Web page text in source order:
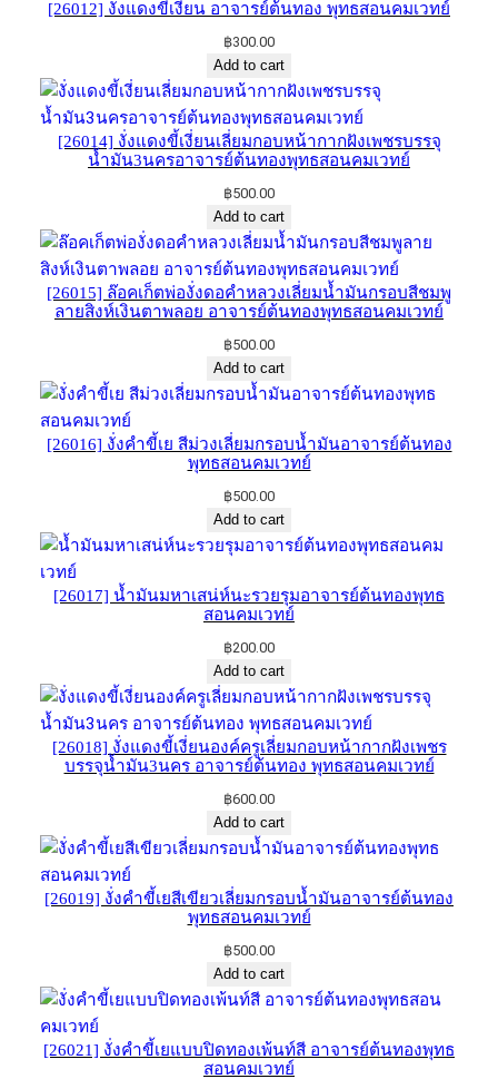
[26012] งั่งแดงขี้เงี่ยน​ อาจารย์​ต้นทอง​ พุทธ​สอน​คม​เวทย์​
฿300.00
Add to cart
[26014] งั่งแดงขี้เงี่ยนเลี่ยมกอบหน้ากากฝังเพชรบรรจุ
น้ำมัน3นคร​อาจารย์​ต้น​ทอง​พุทธ​สอน​คม​เวทย์
฿500.00
Add to cart
[26015] ล๊อคเก็ตพ่องั่งดอคำหลวงเลี่ยม​น้ำมันกรอบสีชมพู
ลายสิงห์เงินตาพลอย ​อาจารย์​ต้นทองพุทธ​สอน​คม​เวทย์​
฿500.00
Add to cart
[26016] งั่งคำขี้เย​ สีม่วงเลี่ยมกรอบน้ำมัน​อาจารย์​ต้น​ทอง​
พุทธ​สอน​คม​เวทย์​
฿500.00
Add to cart
[26017] น้ำมันมหาเสน่ห์นะรวยรุมอาจารย์​ต้น​ทอง​พุทธ​
สอน​คม​เวทย์​
฿200.00
Add to cart
[26018] งั่งแดงขี้เงี่ยน​องค์​ครู​เลี่ยมกอบหน้ากากฝังเพชร
บรรจุน้ำมัน3นคร​ อาจารย์​ต้นทอง​ พุทธ​สอนคมเวทย์
฿600.00
Add to cart
[26019] งั่งคำขี้เยสีเขียวเลี่ยมกรอบน้ำมัน​อาจารย์​ต้น​ทอง​
พุทธ​สอน​คม​เวทย์​
฿500.00
Add to cart
[26021] งั่งคำขี้เย​แบบปิดทองเพ้นท์สี​ อาจารย์​ต้นทอง​พุทธ​
สอน​คม​เวทย์